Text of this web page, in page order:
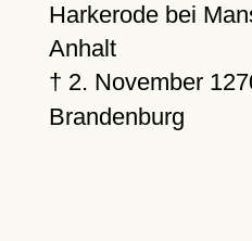
Harkerode bei
Anhalt
† 2. November
Brandenburg